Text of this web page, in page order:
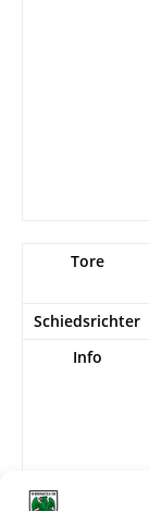
Tore
Schiedsrichter
Info